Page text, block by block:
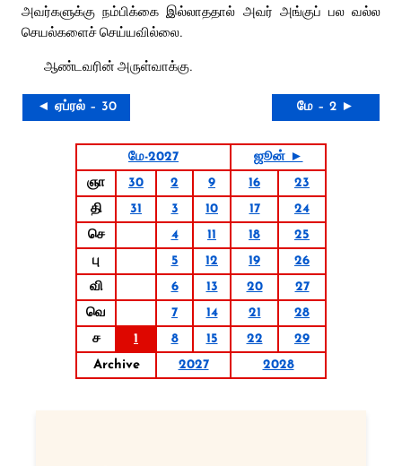
அவர்களுக்கு நம்பிக்கை இல்லாததால் அவர் அங்குப் பல வல்ல
செயல்களைச் செய்யவில்லை.
ஆண்டவரின் அருள்வாக்கு.
◄ ஏப்ரல் – 30 மே – 2 ►
மே-2027
ஜூன் ►
ஞா
30 2 9 16
23
தி
31 3 10 17
24
செ
4 11 18
25
பு
5 12 19
26
வி
6 13 20
27
வெ
7 14 21
28
ச
1 8 15 22
29
Archive
2027 2028